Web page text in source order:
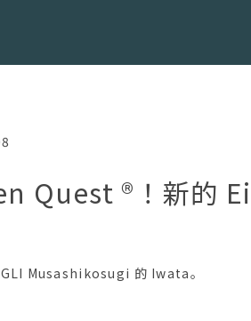
Quest ®︎！新的
Musashikosugi 的 Iwata。